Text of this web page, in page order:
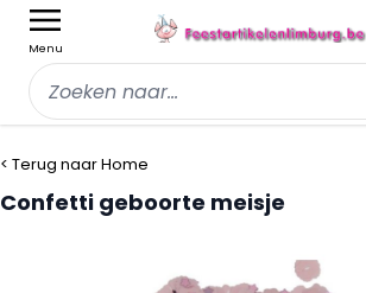
Menu
< Terug naar Home
Confetti geboorte meisje